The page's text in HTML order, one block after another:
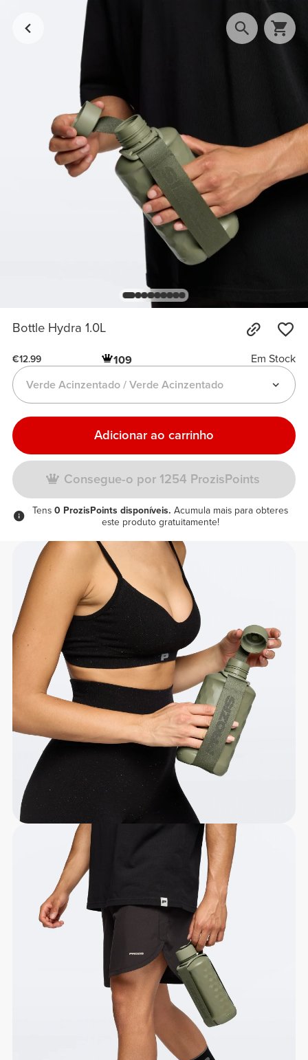
Bottle Hydra 1.0L
€12.99 109
Em Stock
Verde Acinzentado / Verde Acinzentado
Adicionar ao carrinho
Consegue-o por 1254 ProzisPoints
Tens 0 ProzisPoints disponíveis. Acumula mais para obteres
este produto gratuitamente!